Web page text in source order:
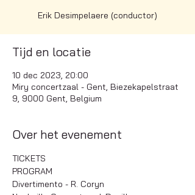
Erik Desimpelaere (conductor)
Tijd en locatie
10 dec 2023, 20:00
Miry concertzaal - Gent, Biezekapelstraat
9, 9000 Gent, Belgium
Over het evenement
TICKETS
PROGRAM
Divertimento - R. Coryn